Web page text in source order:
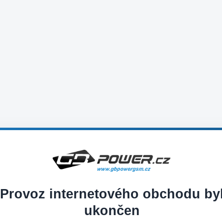
Provoz internetového obchodu
ukončen